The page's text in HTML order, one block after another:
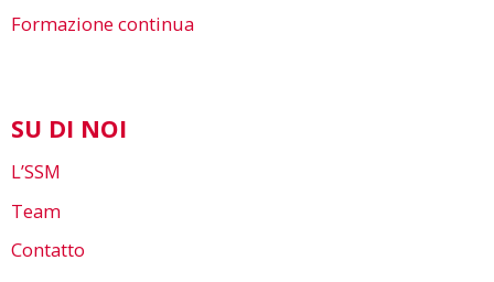
Formazione continua
SU DI NOI
L’SSM
Team
Contatto